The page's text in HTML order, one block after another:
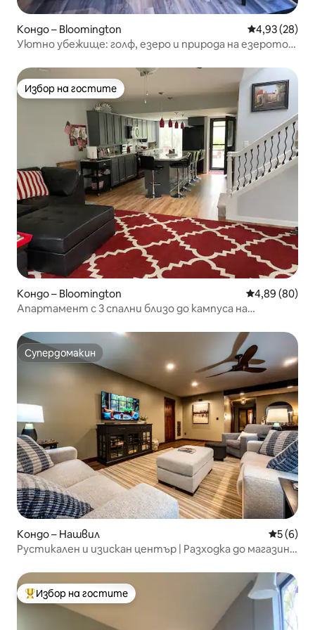
Кондо – Bloomington Средна
4,93 (28)
Уютно убежище: голф, езеро и природа на езерото
Избор на гостите
Избор на гостите
Кондо – Bloomington Средна
4,89 (80)
Апартамент с 3 спални близо до кампуса на
Супердомакин
Супердомакин
Кондо – Нашвил Средна
5 (6)
Рустикален и изискан център | Разходка до магазини
Най-популярен избор на гостите
Избор на гостите